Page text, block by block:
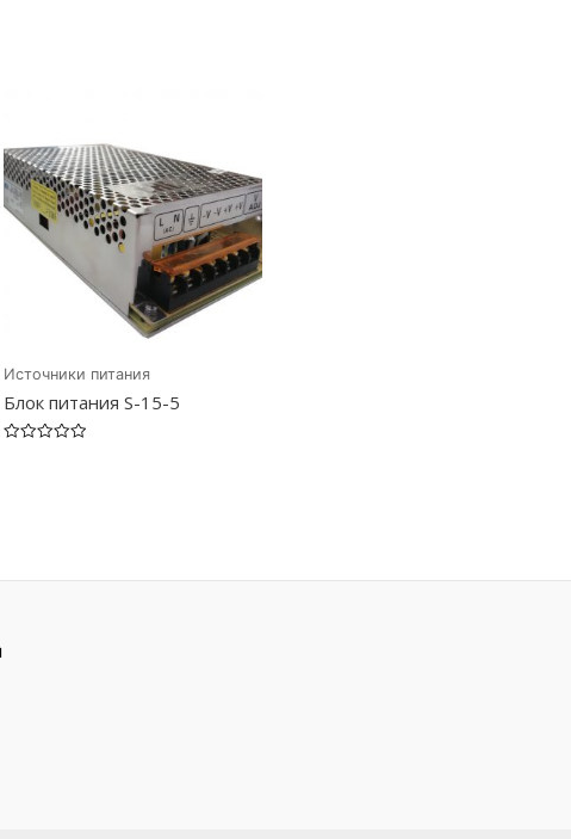
Источники питания
Блок питания S-15-5